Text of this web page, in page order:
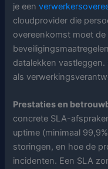
je een
cloudprovider die
overeenkomst moet
datalekken
als
Prestaties en
concrete SLA-
uptime (minimaal
storingen, en hoe de
incidenten. Een SLA